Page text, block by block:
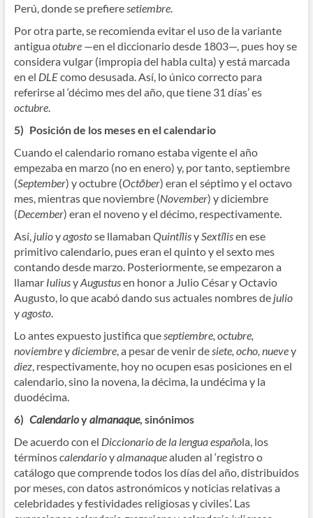
Perú, donde se prefiere setiembre.
Por otra parte, se recomienda evitar el uso de la variante
antigua otubre —en el diccionario desde 1803—, pues hoy se
considera vulgar (impropia del habla culta) y está marcada
en el DLEcomo desusada. Así, lo único correcto para
referirse al ‘décimo mes del año, que tiene 31 días’ es
octubre.
5) Posición de los meses en el calendario
Cuando el calendario romano estaba vigente el año
empezaba en marzo (no en enero) y, por tanto, septiembre
(September) y octubre (Octōber) eran el séptimo y el octavo
mes, mientras que noviembre (November) y diciembre
(December) eran el noveno y el décimo, respectivamente.
Así, julioyagostose llamaban Quintīlisy Sextīlisen ese
primitivo calendario, pues eran el quinto y el sexto mes
contando desde marzo. Posteriormente, se empezaron a
llamar IuliusyAugustusen honor a Julio César y Octavio
Augusto, lo que acabó dando sus actuales nombres de julio
yagosto.
Lo antes expuesto justifica que septiembre, octubre,
noviembreydiciembre, a pesar de venir de siete, ocho, nuevey
diez, respectivamente, hoy no ocupen esas posiciones en el
calendario, sino la novena, la décima, la undécima y la
duodécima.
6) Calendarioyalmanaque, sinónimos
De acuerdo con el Diccionario de la lengua española, los
términoscalendarioyalmanaquealuden al ‘registro o
catálogo que comprende todos los días del año, distribuidos
por meses, con datos astronómicos y noticias relativas a
celebridades y festividades religiosas y civiles’. Las